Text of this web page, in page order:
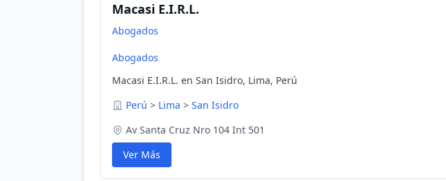
Macasi E.I.R.L.
Abogados
Abogados
Macasi E.I.R.L. en San Isidro, Lima, Perú
Perú > Lima > San Isidro
Av Santa Cruz Nro 104 Int 501
Ver Más